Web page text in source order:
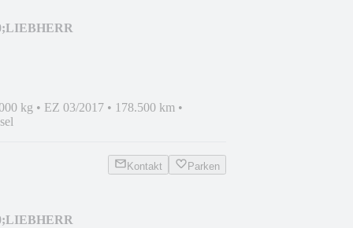
kg • EZ 03/2017 • 178.500 km •
Kontakt Parken